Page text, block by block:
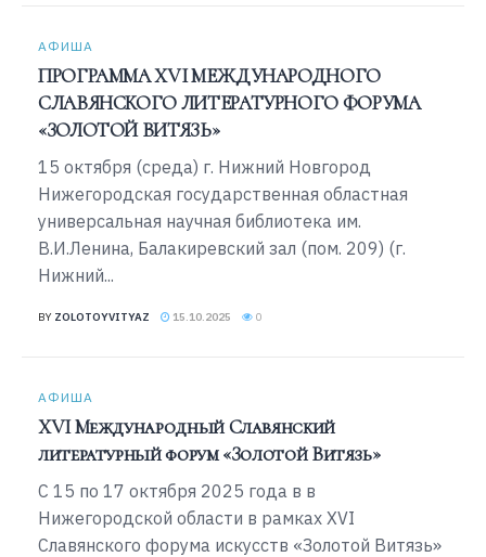
АФИША
ПРОГРАММА XVI МЕЖДУНАРОДНОГО
СЛАВЯНСКОГО ЛИТЕРАТУРНОГО ФОРУМА
«ЗОЛОТОЙ ВИТЯЗЬ»
15 октября (среда) г. Нижний Новгород
Нижегородская государственная областная
универсальная научная библиотека им.
В.И.Ленина, Балакиревский зал (пом. 209) (г.
Нижний...
BY ZOLOTOYVITYAZ 15.10.2025 0
АФИША
XVI Международный Славянский
литературный форум «Золотой Витязь»
С 15 по 17 октября 2025 года в в
Нижегородской области в рамках XVI
Славянского форума искусств «Золотой Витязь»